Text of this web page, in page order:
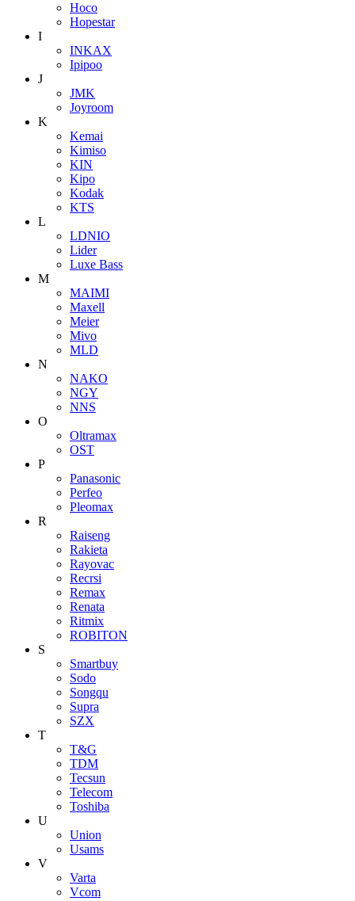
Hoco
Hopestar
I
INKAX
Ipipoo
J
JMK
Joyroom
K
Kemai
Kimiso
KIN
Kipo
Kodak
KTS
L
LDNIO
Lider
Luxe Bass
M
MAIMI
Maxell
Meier
Mivo
MLD
N
NAKO
NGY
NNS
O
Oltramax
OST
P
Panasonic
Perfeo
Pleomax
R
Raiseng
Rakieta
Rayovac
Recrsi
Remax
Renata
Ritmix
ROBITON
S
Smartbuy
Sodo
Songqu
Supra
SZX
T
T&G
TDM
Tecsun
Telecom
Toshiba
U
Union
Usams
V
Varta
Vcom